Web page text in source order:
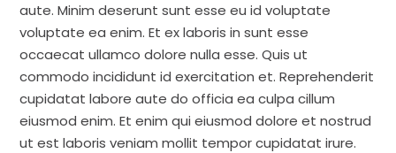
aute. Minim deserunt sunt esse eu id voluptate
voluptate ea enim. Et ex laboris in sunt esse
occaecat ullamco dolore nulla esse. Quis ut
commodo incididunt id exercitation et. Reprehenderit
cupidatat labore aute do officia ea culpa cillum
eiusmod enim. Et enim qui eiusmod dolore et nostrud
ut est laboris veniam mollit tempor cupidatat irure.